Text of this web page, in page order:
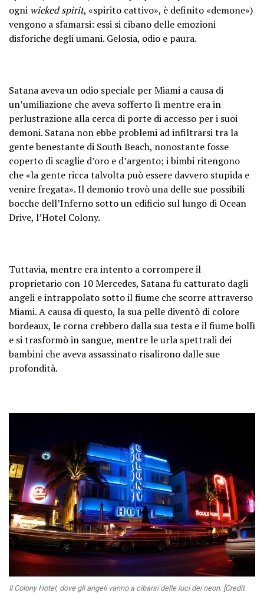
ogni wicked spirit, «spirito cattivo», è definito «demone»)
vengono a sfamarsi: essi si cibano delle emozioni
disforiche degli umani. Gelosia, odio e paura.
Satana aveva un odio speciale per Miami a causa di
un’umiliazione che aveva sofferto lì mentre era in
perlustrazione alla cerca di porte di accesso per i suoi
demoni. Satana non ebbe problemi ad infiltrarsi tra la
gente benestante di South Beach, nonostante fosse
coperto di scaglie d’oro e d’argento; i bimbi ritengono
che «la gente ricca talvolta può essere davvero stupida e
venire fregata». Il demonio trovò una delle sue possibili
bocche dell’Inferno sotto un edificio sul lungo di Ocean
Drive, l’Hotel Colony.
Tuttavia, mentre era intento a corrompere il
proprietario con 10 Mercedes, Satana fu catturato dagli
angeli e intrappolato sotto il fiume che scorre attraverso
Miami. A causa di questo, la sua pelle diventò di colore
bordeaux, le corna crebbero dalla sua testa e il fiume bollì
e si trasformò in sangue, mentre le urla spettrali dei
bambini che aveva assassinato risalirono dalle sue
profondità.
Il Colony Hotel, dove gli angeli vanno a cibarsi delle luci dei neon. [Credit